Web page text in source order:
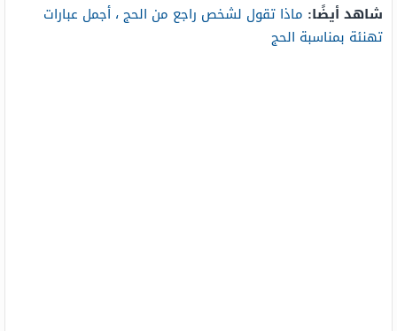
شاهد أيضًا: ماذا تقول لشخص راجع من الحج ، أجمل عبارات
تهنئة بمناسبة الحج